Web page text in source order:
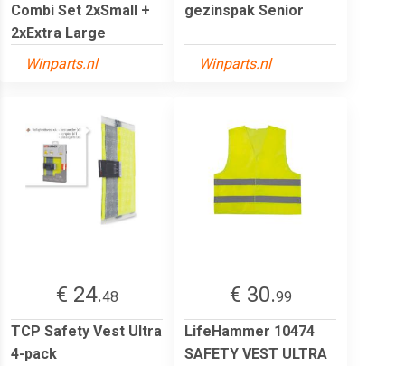
Combi Set 2xSmall +
2xExtra Large
Winparts.nl
gezinspak Senior
Winparts.nl
€ 24.48
TCP Safety Vest Ultra
4-pack
€ 30.99
LifeHammer 10474
SAFETY VEST ULTRA